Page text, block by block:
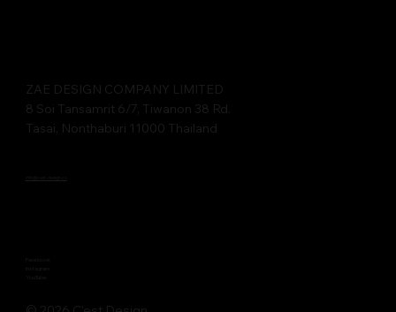
ZAE DESIGN COMPANY LIMITED​​
8 Soi Tansamrit 6/7, Tiwanon 38 Rd.
Tasai, Nonthaburi 11000 Thailand